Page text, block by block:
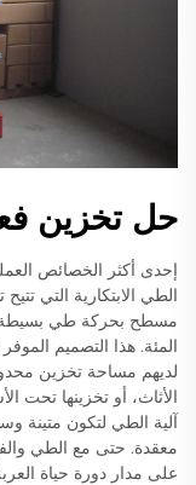
حل تخزين
إحدى أكثر الخصائص
الطي الابتكارية التي
المئة. هذا التصميم
لديهم مساحة تخزين
الأثاث، أو تخزينها تحت
آلية الطي لتكون متينة
معقدة. حتى مع الطي
على مدار دورة حياة